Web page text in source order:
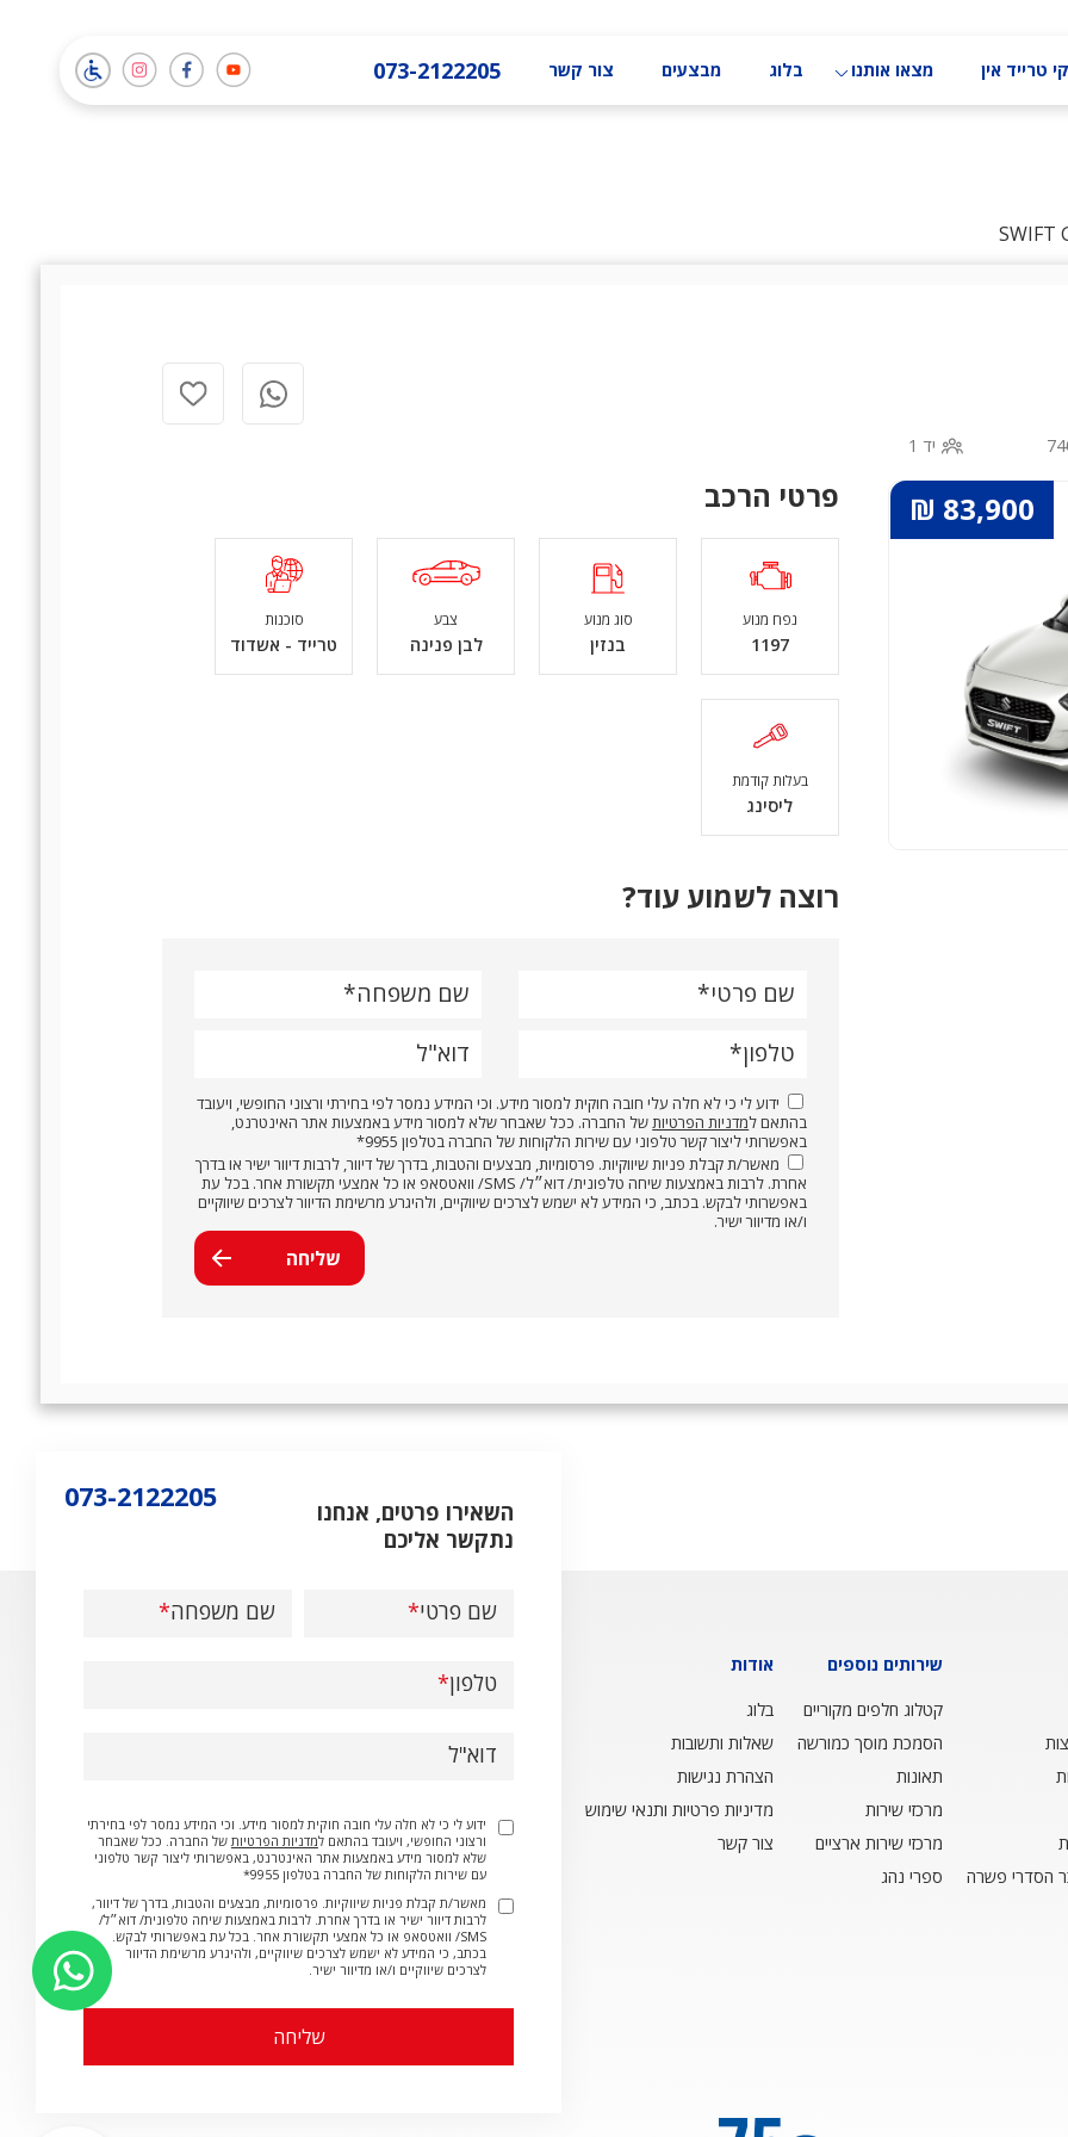
טרייד אין מצאו אותנו בלוג מבצעים צור קשר 073-2122205 תמונה תמונה תמונה
יד 1
83,900 ₪ פרטי הרכב
נפח מנוע
1197
סוג מנוע
בנזין
צבע
לבן פנינה
סוכנות
טרייד - אשדוד
בעלות קודמת
ליסינג
רוצה לשמוע עוד?
שם פרטי
שם משפחה
טלפון
דוא"ל
ידוע לי כי לא חלה עלי חובה חוקית למסור מידע. וכי המידע נמסר לפי בחירתי ורצוני החופשי, ויעובד
בהתאם למדניות הפרטיותשל החברה. ככל שאבחר שלא למסור מידע באמצעות אתר האינטרנט,
באפשרותי ליצור קשר טלפוני עם שירות הלקוחות של החברה בטלפון 9955*
מאשר/ת קבלת פניות שיווקיות. פרסומיות, מבצעים והטבות, בדרך של דיוור, לרבות דיוור ישיר או בדרך
אחרת. לרבות באמצעות שיחה טלפונית/ דוא״ל/ SMS/ וואטסאפ או כל אמצעי תקשורת אחר. בכל עת
באפשרותי לבקש. בכתב, כי המידע לא ישמש לצרכים שיווקיים, ולהיגרע מרשימת הדיוור לצרכים שיווקיים
ו/או מדיוור ישיר.
הסדרי פשרה
שירותים נוספים
קטלוג חלפים מקוריים
הסמכת מוסך כמורשה
תאונות
מרכזי שירות
מרכזי שירות ארציים
ספרי נהג
אודות
בלוג
שאלות ותשובות
הצהרת נגישות
מדיניות פרטיות ותנאי שימוש
צור קשר
073-2122205
השאירו פרטים, אנחנו
נתקשר אליכם
שם פרטי שם משפחה
טלפון
דוא"ל
ידוע לי כי לא חלה עלי חובה חוקית למסור מידע. וכי המידע נמסר לפי בחירתי
ורצוני החופשי, ויעובד בהתאם למדניות הפרטיות של החברה. ככל שאבחר
שלא למסור מידע באמצעות אתר האינטרנט, באפשרותי ליצור קשר טלפוני
עם שירות הלקוחות של החברה בטלפון 9955*
מאשר/ת קבלת פניות שיווקיות. פרסומיות, מבצעים והטבות, בדרך של דיוור,
לרבות דיוור ישיר או בדרך אחרת. לרבות באמצעות שיחה טלפונית/ דוא״ל/
SMS/ וואטסאפ או כל אמצעי תקשורת אחר. בכל עת באפשרותי לבקש.
בכתב, כי המידע לא ישמש לצרכים שיווקיים, ולהיגרע מרשימת הדיוור
לצרכים שיווקיים ו/או מדיוור ישיר.